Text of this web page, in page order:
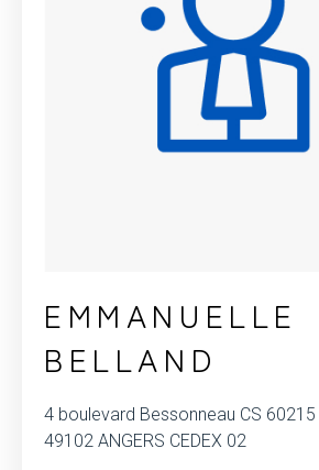
EMMANUELLE
BELLAND
4 boulevard Bessonneau CS 60215
49102 ANGERS CEDEX 02